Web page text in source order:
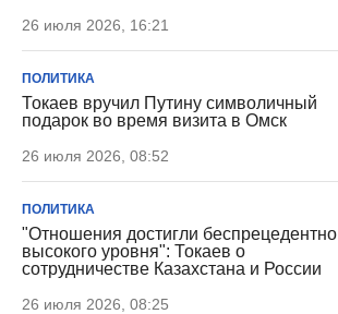
26 июля 2026, 16:21
ПОЛИТИКА
Токаев вручил Путину символичный
подарок во время визита в Омск
26 июля 2026, 08:52
ПОЛИТИКА
"Отношения достигли беспрецедентно
высокого уровня": Токаев о
сотрудничестве Казахстана и России
26 июля 2026, 08:25